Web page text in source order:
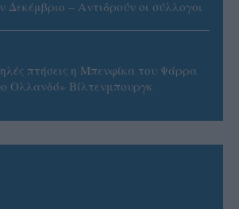
– Αντιδρούν οι σύλλογοι
πτήσεις η Μπενφίκα του Ψάρρα
Ολλανδό» Βίλτενμπουργκ